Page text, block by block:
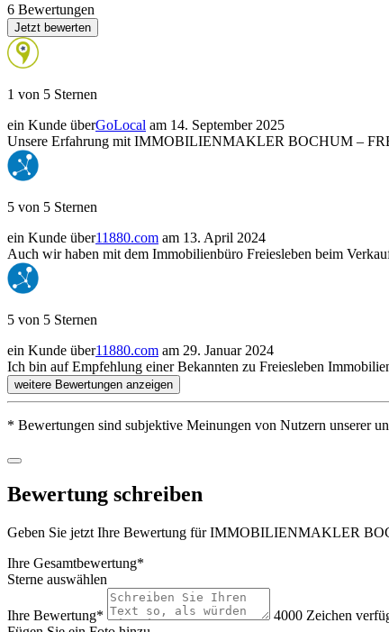
6 Bewertungen
Jetzt bewerten
1 von 5 Sternen
ein Kunde überGoLocal am 14. September 2025
Unsere Erfahrung mit IMMOBILIENMAKLER BOCHUM –
5 von 5 Sternen
ein Kunde über11880.com am 13. April 2024
Auch wir haben mit dem Immobilienbüro Freiesleben beim
5 von 5 Sternen
ein Kunde über11880.com am 29. Januar 2024
Ich bin auf Empfehlung einer Bekannten zu Freiesleben
weitere Bewertungen anzeigen
* Bewertungen sind subjektive Meinungen von Nutzern unserer
Bewertung schreiben
Geben Sie jetzt Ihre Bewertung für IMMOBILIENMAKLER
Ihre Gesamtbewertung*
Sterne auswählen
Ihre Bewertung* 4000 Zeichen